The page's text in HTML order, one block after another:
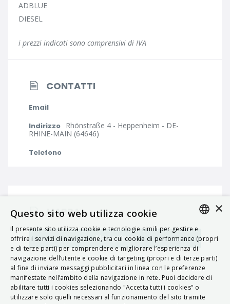
ADBLUE
DIESEL
i prezzi indicati sono comprensivi di IVA
CONTATTI
Email
Indirizzo Rhönstraße 4 - Heppenheim - DE-
RHINE-MAIN (64646)
Telefono
MAPPA
Navigatore ITALIAN
ENGLISH
FRENCH
HUNGARIAN
×
Questo sito web utilizza cookie
Il presente sito utilizza cookie e tecnologie simili per gestire e
offrire i servizi di navigazione, tra cui cookie di performance (propri
e di terze parti) per comprendere e migliorare l’esperienza di
navigazione dell’utente e cookie di targeting (propri e di terze parti)
al fine di inviare messaggi pubblicitari in linea con le preferenze
manifestate nell’ambito della navigazione in rete. Puoi decidere di
abilitare tutti i cookies selezionando "Accetta tutti i cookies" o
utilizzare solo quelli necessari al funzionamento del sito tramite